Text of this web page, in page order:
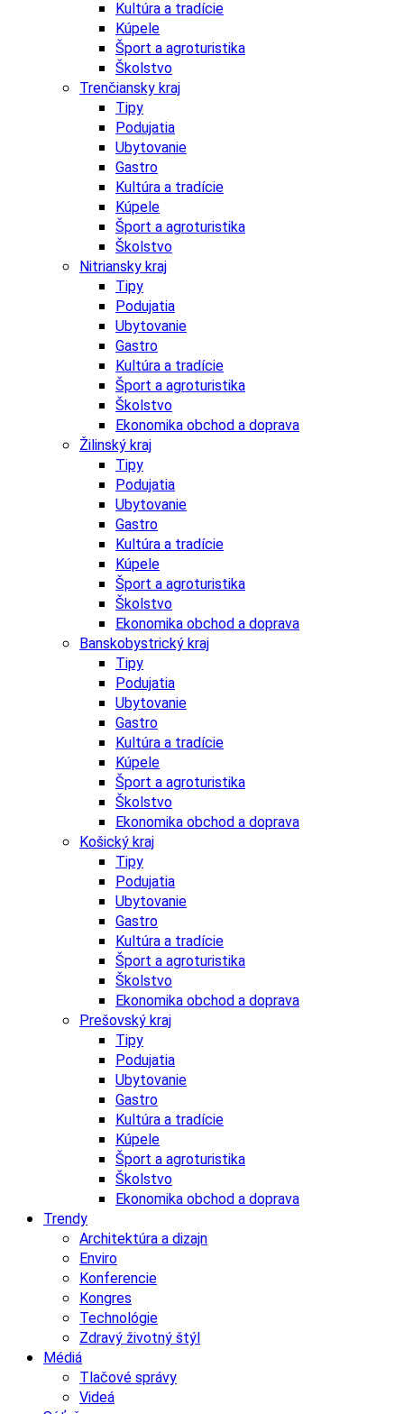
Kultúra a tradície
Kúpele
Šport a agroturistika
Školstvo
Trenčiansky kraj
Tipy
Podujatia
Ubytovanie
Gastro
Kultúra a tradície
Kúpele
Šport a agroturistika
Školstvo
Nitriansky kraj
Tipy
Podujatia
Ubytovanie
Gastro
Kultúra a tradície
Šport a agroturistika
Školstvo
Ekonomika obchod a doprava
Žilinský kraj
Tipy
Podujatia
Ubytovanie
Gastro
Kultúra a tradície
Kúpele
Šport a agroturistika
Školstvo
Ekonomika obchod a doprava
Banskobystrický kraj
Tipy
Podujatia
Ubytovanie
Gastro
Kultúra a tradície
Kúpele
Šport a agroturistika
Školstvo
Ekonomika obchod a doprava
Košický kraj
Tipy
Podujatia
Ubytovanie
Gastro
Kultúra a tradície
Šport a agroturistika
Školstvo
Ekonomika obchod a doprava
Prešovský kraj
Tipy
Podujatia
Ubytovanie
Gastro
Kultúra a tradície
Kúpele
Šport a agroturistika
Školstvo
Ekonomika obchod a doprava
Trendy
Architektúra a dizajn
Enviro
Konferencie
Kongres
Technológie
Zdravý životný štýl
Médiá
Tlačové správy
Videá